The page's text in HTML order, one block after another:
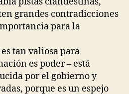
grandes contradicciones
para la
tan valiosa para
es poder – está
por el gobierno y
porque es un espejo